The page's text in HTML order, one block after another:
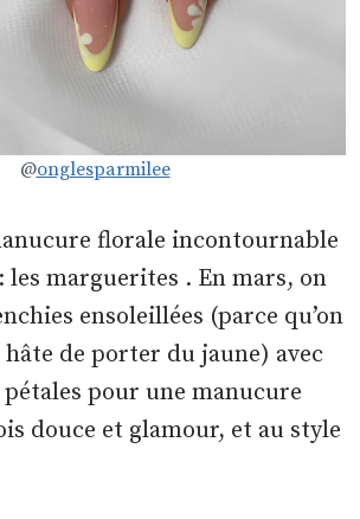
@onglesparmilee
florale incontournable
marguerites . En mars, on
ensoleillées (parce qu’on
de porter du jaune) avec
pour une manucure
douce et glamour, et au style